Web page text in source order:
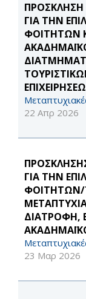
ΓΙΑ ΤΗΝ
ΦΟΙΤΗΤΩΝ
22 Απρ 2026
ΓΙΑ ΤΗΝ
ΔΙΑΤΡΟΦΗ,
23 Μαρ 2026